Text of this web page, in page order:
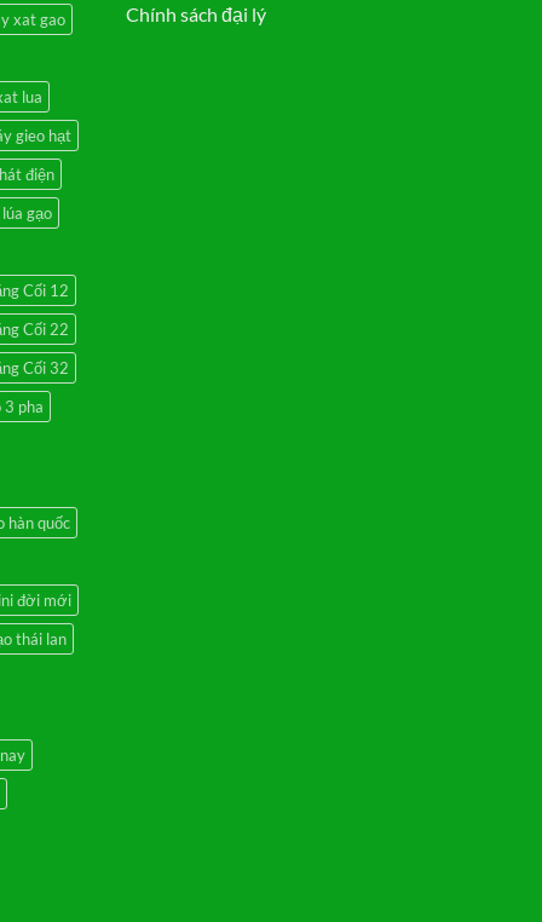
xat gao
lua
gieo hạt
điện
gạo
Cối 12
Cối 22
Cối 32
3 pha
hàn quốc
đời mới
thái lan
Chính sách đại lý